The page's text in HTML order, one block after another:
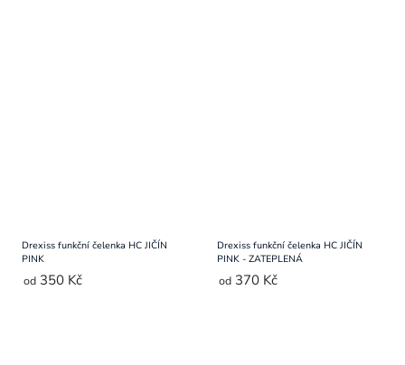
Drexiss funkční čelenka HC JIČÍN
PINK
od 350 Kč
Drexiss funkční čelenka HC JIČÍN
PINK - ZATEPLENÁ
od 370 Kč